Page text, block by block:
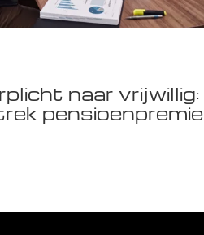
naar vrijwillig:
pensioenpremie